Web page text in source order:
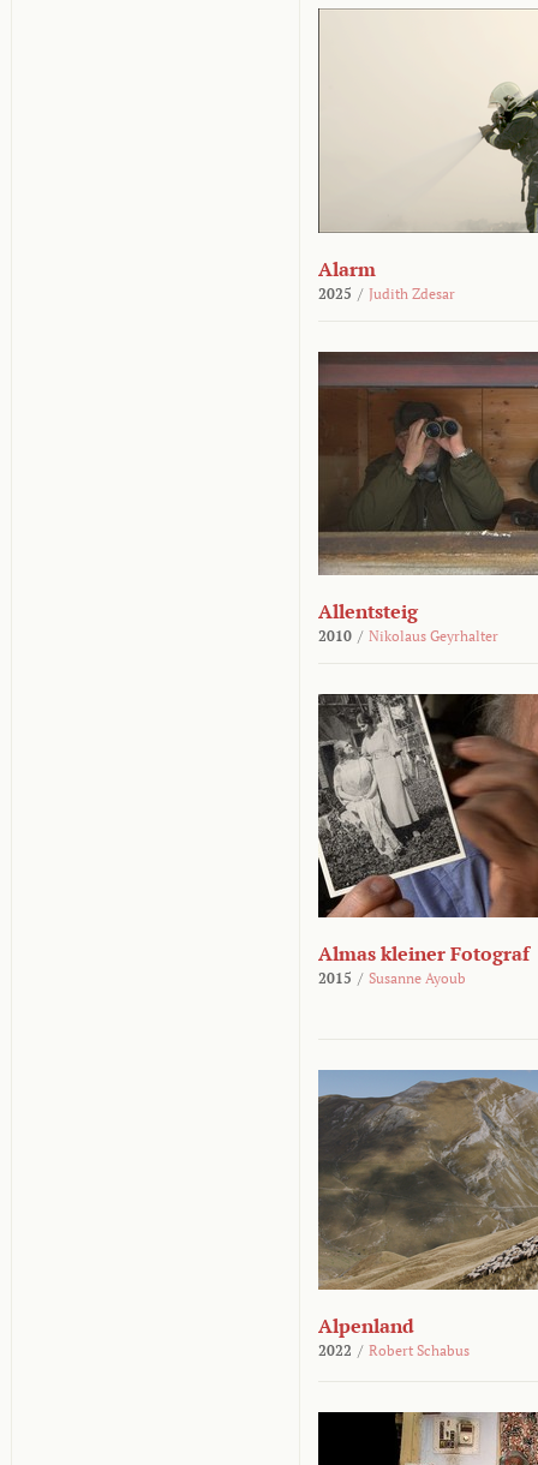
Alarm
2025 / Judith Zdesar
Allentsteig
2010 / Nikolaus Geyrhalter
Almas kleiner Fotograf
2015 / Susanne Ayoub
Alpenland
2022 / Robert Schabus